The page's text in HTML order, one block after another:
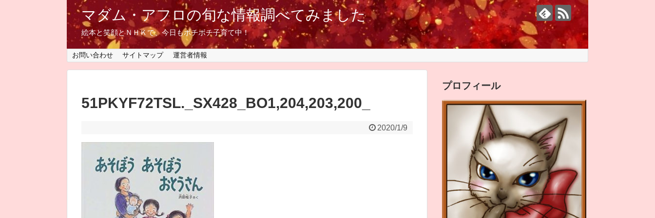
マダム・アフロの旬な情報調べてみました
絵本と笑顔とＮＨＫで、今日もボチボチ子育て中！
お問い合わせ サイトマップ 運営者情報
51PKYF72TSL._SX428_BO1,204,203,200_
2020/1/9
プロフィール